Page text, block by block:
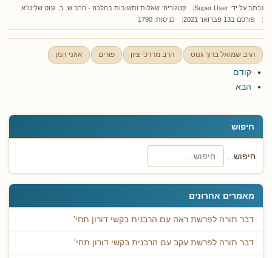
חיפוש
חיפוש...
מאמרים אחרונים
דבר תורה לפרשת ראה עם הרבנית בקשי דורון תחי'
דבר תורה לפרשת עקב עם הרבנית בקשי דורון תחי'
נכתב על ידי Super User קטגוריה: שאלות ותשובות בהלכה - הרב ש. ב. גנוט שליט"א
פורסם ב13 פברואר 2021
כניסות: 1790
הרב שמואל ברוך גנוט הרב מרדכי ציון פורים אוזני המן
קודם
הבא